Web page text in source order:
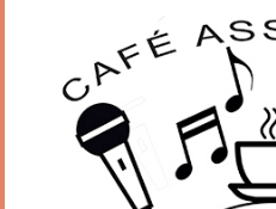
Venez nous voir
Nous écrire
S’inscrire
Animations
Animation